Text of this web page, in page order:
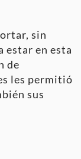
sin
estar en esta
de
les permitió
sus